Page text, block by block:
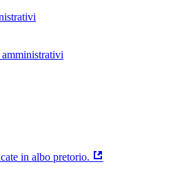
in albo pretorio.